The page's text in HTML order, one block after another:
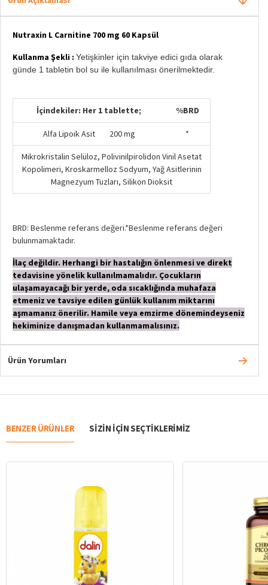
Nutraxin L Carnitine 700 mg 60 Kapsül
Kullanma Şekli : Yetişkinler için takviye edici gıda olarak
günde 1 tabletin bol su ile kullanılması önerilmektedir.
İçindekiler: Her 1 tablette; %BRD
Alfa Lipoik Asit 200 mg *
Mikrokristalin Selüloz, Polivinilpirolidon Vinil Asetat
Kopolimeri, Kroskarmelloz Sodyum, Yağ Asitlerinin
Magnezyum Tuzları, Silikon Dioksit
BRD: Beslenme referans değeri.*Beslenme referans değeri
bulunmamaktadır.
İlaç değildir. Herhangi bir hastalığın önlenmesi ve direkt
tedavisine yönelik kullanılmamalıdır. Çocukların
ulaşamayacağı bir yerde, oda sıcaklığında muhafaza
etmeniz ve tavsiye edilen günlük kullanım miktarını
aşmamanız önerilir. Hamile veya emzirme dönemindeyseniz
hekiminize danışmadan kullanmamalısınız.
Ürün Yorumları
BENZER ÜRÜNLER SIZIN IÇIN SEÇTIKLERIMIZ